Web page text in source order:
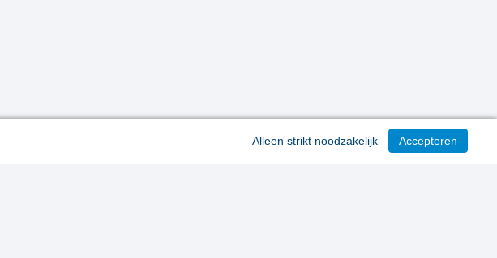
Accepteren
Alleen strikt noodzakelijk